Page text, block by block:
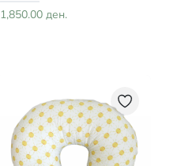
1,850.00 ден.